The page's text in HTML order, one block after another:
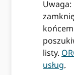
Uwaga:
listy.
usług.